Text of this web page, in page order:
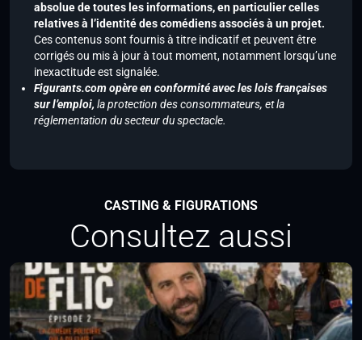
absolue de toutes les informations, en particulier celles
relatives à l’identité des comédiens associés à un projet.
Ces contenus sont fournis à titre indicatif et peuvent être
corrigés ou mis à jour à tout moment, notamment lorsqu’une
inexactitude est signalée.
Figurants.com opère en conformité avec les lois françaises
sur l’emploi, la protection des consommateurs, et la
réglementation du secteur du spectacle.
CASTING & FIGURATIONS
Consultez aussi